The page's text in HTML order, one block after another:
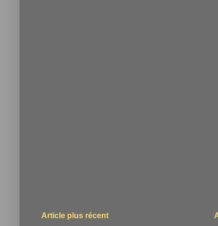
Article plus récent